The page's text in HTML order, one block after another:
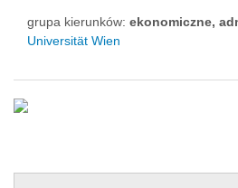
grupa kierunków: ekonomiczne,
Universität Wien